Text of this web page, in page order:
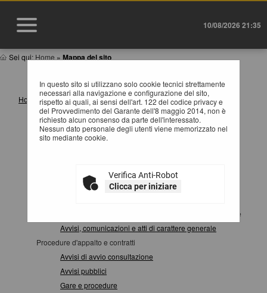
10/08/2026 21:35
Sei qui: Home » Mappa del sito
In questo sito si utilizzano solo cookie tecnici strettamente
necessari alla navigazione e configurazione del sito,
rispetto ai quali, ai sensi dell'art. 122 del codice privacy e
del Provvedimento del Garante dell'8 maggio 2014, non è
richiesto alcun consenso da parte dell'interessato.
Nessun dato personale degli utenti viene memorizzato nel
sito mediante cookie.
Verifica Anti-Robot
Clicca per iniziare
MAPPA SITO
Home
Informazioni
Istruzioni e manuali
F.A.Q.
Help desk operatori economici
Atti e documenti di carattere generale riferiti a tutte le procedure
Avvisi, comunicazioni e atti di carattere generale
Procedure d'appalto e contratti
Avvisi di avvio consultazione
Avvisi pubblici
Gare e procedure